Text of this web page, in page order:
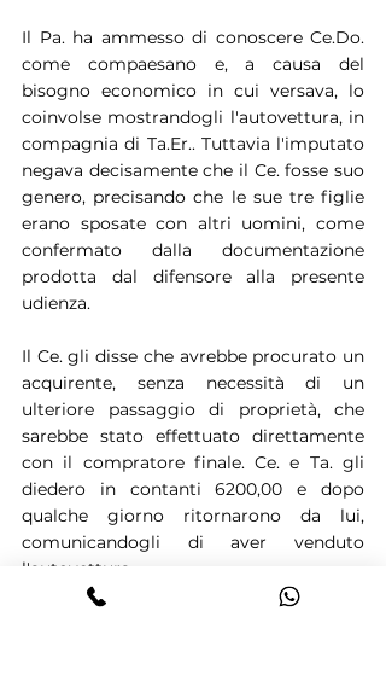
Il Pa. ha ammesso di conoscere Ce.Do.
come compaesano e, a causa del
bisogno economico in cui versava, lo
coinvolse mostrandogli l'autovettura, in
compagnia di Ta.Er.. Tuttavia l'imputato
negava decisamente che il Ce. fosse suo
genero, precisando che le sue tre figlie
erano sposate con altri uomini, come
confermato dalla documentazione
prodotta dal difensore alla presente
udienza.
Il Ce. gli disse che avrebbe procurato un
acquirente, senza necessità di un
ulteriore passaggio di proprietà, che
sarebbe stato effettuato direttamente
con il compratore finale. Ce. e Ta. gli
diedero in contanti 6200,00 e dopo
qualche giorno ritornarono da lui,
comunicandogli di aver venduto
l'autovettura.